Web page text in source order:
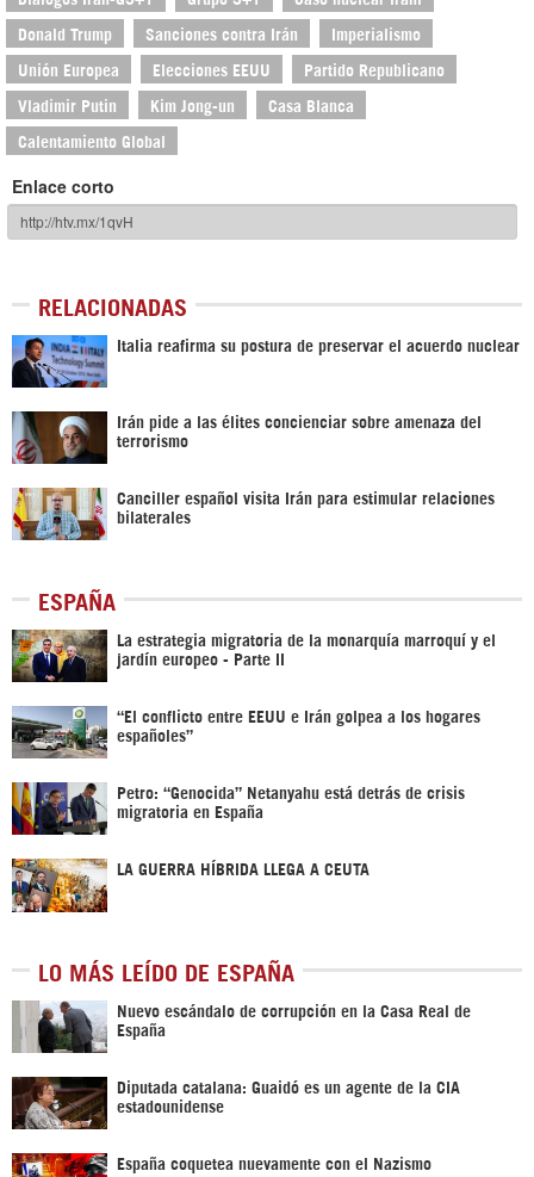
Donald Trump Sanciones contra Irán Imperialismo
Unión Europea Elecciones EEUU Partido Republicano
Vladimir Putin Kim Jong-un Casa Blanca
Calentamiento Global
Enlace corto
RELACIONADAS
Italia reafirma su postura de preservar el acuerdo nuclear
Irán pide a las élites concienciar sobre amenaza del
terrorismo
Canciller español visita Irán para estimular relaciones
bilaterales
ESPAÑA
La estrategia migratoria de la monarquía marroquí y el
jardín europeo - Parte II
“El conflicto entre EEUU e Irán golpea a los hogares
españoles”
Petro: “Genocida” Netanyahu está detrás de crisis
migratoria en España
LA GUERRA HÍBRIDA LLEGA A CEUTA
LO MÁS LEÍDO DE ESPAÑA
Nuevo escándalo de corrupción en la Casa Real de
España
Diputada catalana: Guaidó es un agente de la CIA
estadounidense
España coquetea nuevamente con el Nazismo